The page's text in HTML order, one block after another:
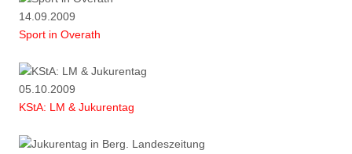
14.09.2009
Sport in Overath
05.10.2009
KStA: LM & Jukurentag